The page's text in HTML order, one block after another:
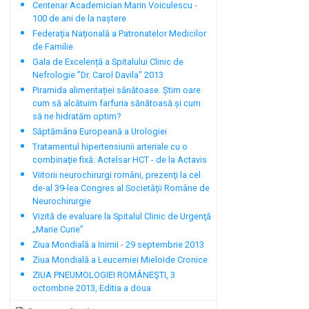
Centenar Academician Marin Voiculescu -
100 de ani de la naștere
Federaţia Naţională a Patronatelor Medicilor
de Familie
Gala de Excelență a Spitalului Clinic de
Nefrologie ”Dr. Carol Davila” 2013
Piramida alimentației sănătoase. Știm oare
cum să alcătuim farfuria sănătoasă și cum
să ne hidratăm optim?
Săptămâna Europeană a Urologiei
Tratamentul hipertensiunii arteriale cu o
combinaţie fixă: Actelsar HCT - de la Actavis
Viitorii neurochirurgi români, prezenţi la cel
de-al 39-lea Congres al Societăţii Române de
Neurochirurgie
Vizită de evaluare la Spitalul Clinic de Urgenţă
„Marie Curie”
Ziua Mondială a Inimii - 29 septembrie 2013
Ziua Mondială a Leucemiei Mieloide Cronice
ZIUA PNEUMOLOGIEI ROMÂNEŞTI, 3
octombrie 2013, Editia a doua